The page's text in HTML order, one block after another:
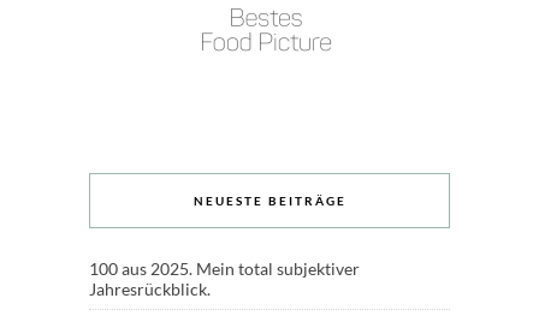
NEUESTE BEITRÄGE
100 aus 2025. Mein total subjektiver
Jahresrückblick.